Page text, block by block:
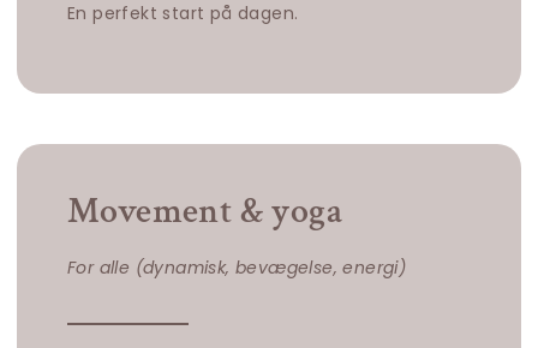
En perfekt start på dagen.
Movement & yoga
For alle (dynamisk, bevægelse, energi)